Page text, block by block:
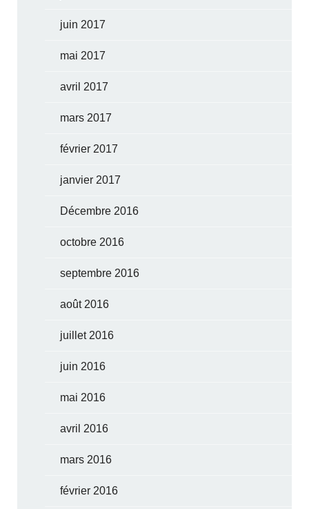
juin 2017
mai 2017
avril 2017
mars 2017
février 2017
janvier 2017
Décembre 2016
octobre 2016
septembre 2016
août 2016
juillet 2016
juin 2016
mai 2016
avril 2016
mars 2016
février 2016